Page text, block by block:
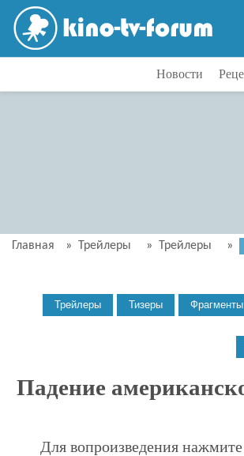
Новости
Главная » Трейлеры » Трейлеры »
Падение
Для вопроизведения